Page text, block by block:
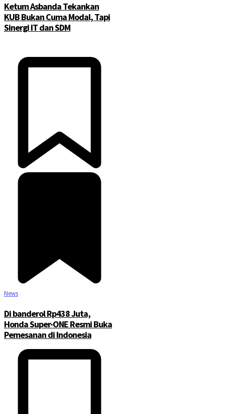
Ketum Asbanda Tekankan
KUB Bukan Cuma Modal, Tapi
Sinergi IT dan SDM
News
Di banderol Rp438 Juta,
Honda Super-ONE Resmi Buka
Pemesanan di Indonesia